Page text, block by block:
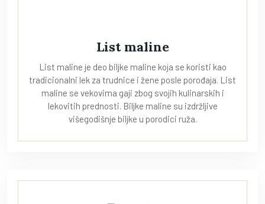
List maline
List maline je deo biljke maline koja se koristi kao
tradicionalni lek za trudnice i žene posle porođaja. List
maline se vekovima gaji zbog svojih kulinarskih i
lekovitih prednosti. Biljke maline su izdržljive
višegodišnje biljke u porodici ruža.